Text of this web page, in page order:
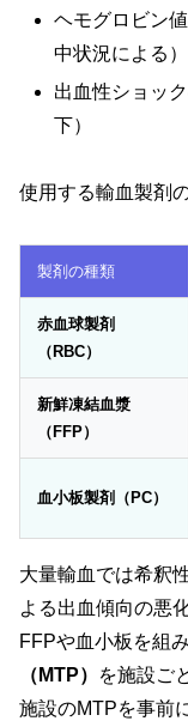
ヘモグロビン
中状況による）
出血性ショッ
下）
使用する輸血製剤
製剤の種類
赤血球製剤
（RBC）
新鮮凍結血漿
（FFP）
血小板製剤（PC）
大量輸血では希釈
よる出血傾向の悪
FFPや血小板を組
（MTP）
を施設ご
施設のMTPを事前